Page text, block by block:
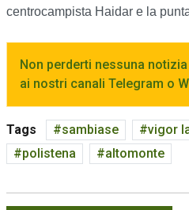
centrocampista Haidar e la
Non perderti nessuna
ai nostri canali Telegram o
Tags sambiase vigor
polistena
altomonte